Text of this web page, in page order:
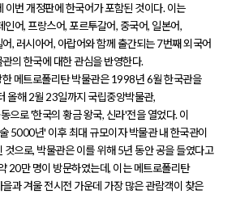
번 개정판에 한국어가 포함된 것이다. 이는
어, 프랑스어, 포르투갈어, 중국어, 일본어,
, 러시아어, 아랍어와 함께 출간되는 7번째 외국어
의 한국에 대한 관심을 반영한다.
메트로폴리탄 박물관은 1998년 6월 한국관을
올해 2월 23일까지 국립중앙박물관,
으로 '한국의 황금 왕국, 신라'전을 열었다. 이
5000년' 이후 최대 규모이자 박물관 내 한국관이
것으로, 박물관은 이를 위해 5년 동안 공을 들였다고
20만 명이 방문하였는데, 이는 메트로폴리탄
과 겨울 전시전 가운데 가장 많은 관람객이 찾은